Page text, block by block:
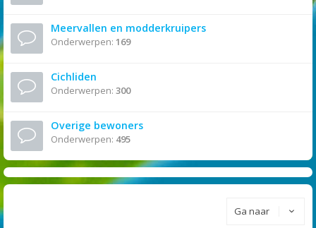
Meervallen en modderkruipers
Onderwerpen: 169
Cichliden
Onderwerpen: 300
Overige bewoners
Onderwerpen: 495
Ga naar